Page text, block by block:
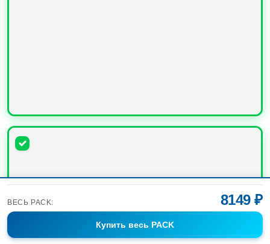
ВЕСЬ PACK: 8149 ₽
Купить весь PACK
УВЕЛИЧИТЬ